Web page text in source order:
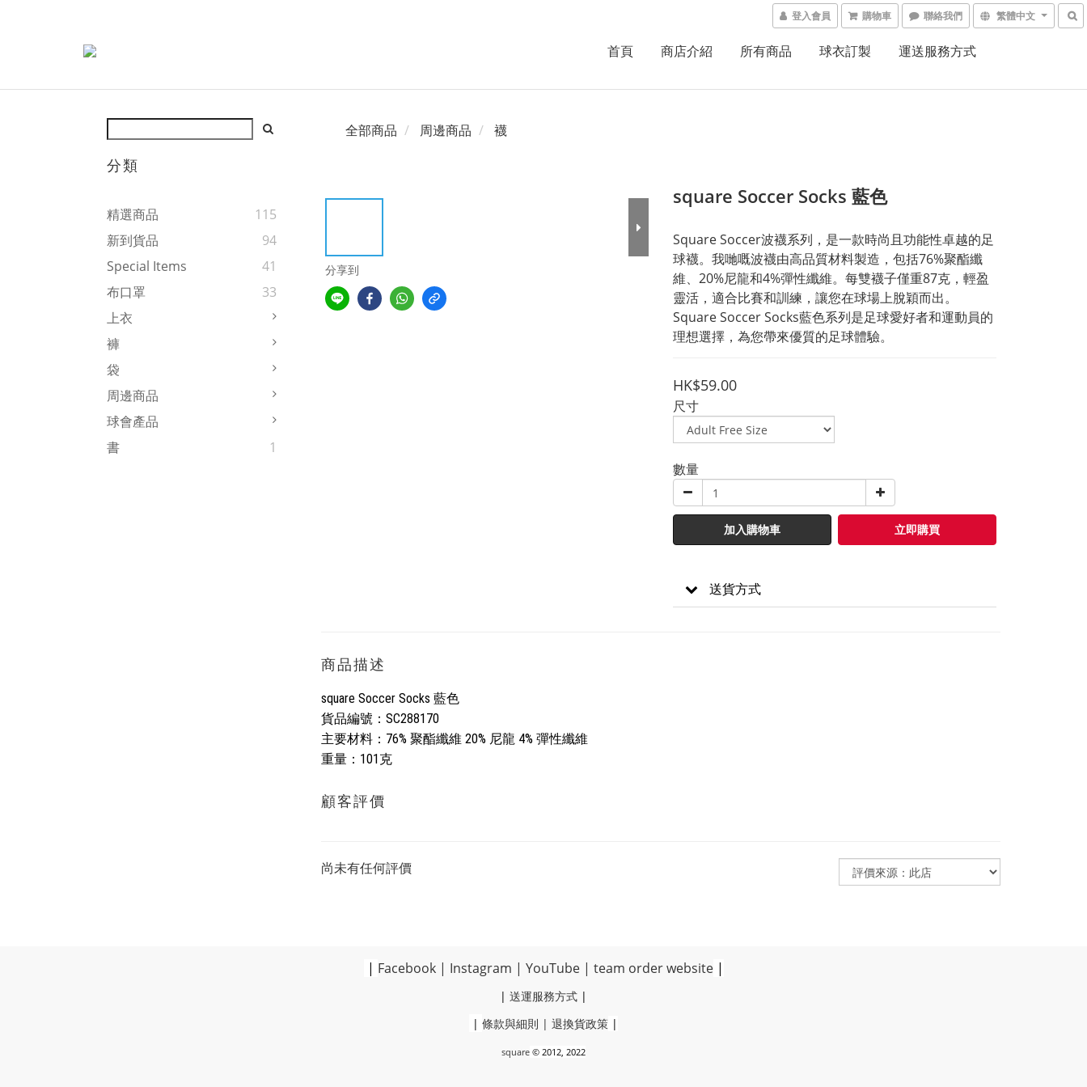
登入會員 購物車 聯絡我們 繁體中文
首頁 商店介紹 所有商品 球衣訂製 運送服務方式
分類
精選商品
115
新到貨品
94
Special Items
41
布口罩
33
上衣
褲
袋
周邊商品
球會產品
書
1
全部商品 周邊商品 襪
分享到
square Soccer Socks 藍色
Square Soccer波襪系列，是一款時尚且功能性卓越的足
球襪。我哋嘅波襪由高品質材料製造，包括76%聚酯纖
維、20%尼龍和4%彈性纖維。每雙襪子僅重87克，輕盈
靈活，適合比賽和訓練，讓您在球場上脫穎而出。
Square Soccer Socks藍色系列是足球愛好者和運動員的
理想選擇，為您帶來優質的足球體驗。
HK$59.00
尺寸
數量
加入購物車 立即購買
送貨方式
商品描述
square Soccer Socks 藍色
貨品編號：SC288170
主要材料：76% 聚酯纖維 20% 尼龍 4% 彈性纖維
重量：101克
顧客評價
尚未有任何評價
| Facebook| Instagram | YouTube| team order website|
| 送運服務方式 |
| 條款與細則 | 退換貨政策 |
square © 2012, 2022